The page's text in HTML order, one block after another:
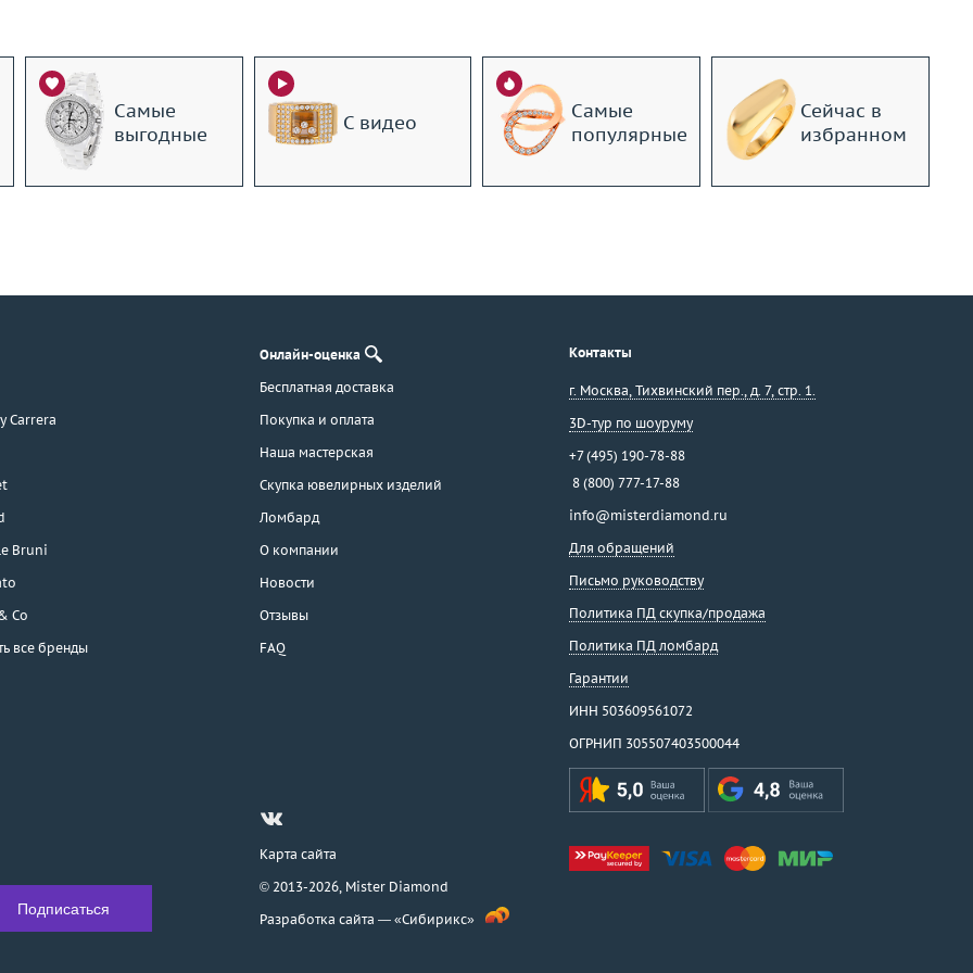
Самые
выгодные
С видео
Самые
популярные
Сейчас в
избранном
Carrera
Bruni
Co
все бренды
Онлайн-оценка
Бесплатная доставка
Покупка и оплата
Наша мастерская
Скупка ювелирных изделий
Ломбард
О компании
Новости
Отзывы
FAQ
Контакты
г. Москва, Тихвинский пер., д. 7, стр. 1.
3D-тур по шоуруму
+7 (495) 190-78-88
8 (800) 777-17-88
info@misterdiamond.ru
Для обращений
Письмо руководству
Политика ПД скупка/продажа
Политика ПД ломбард
Гарантии
ИНН 503609561072
ОГРНИП 305507403500044
Карта сайта
© 2013-2026, Mister Diamond
Разработка сайта — «Сибирикс»